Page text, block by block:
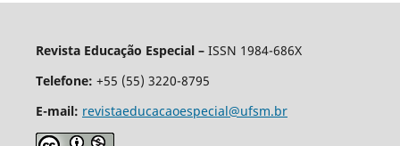
Revista Educação Especial – ISSN 1984-686X
Telefone: +55 (55) 3220-8795
E-mail: revistaeducacaoespecial@ufsm.br